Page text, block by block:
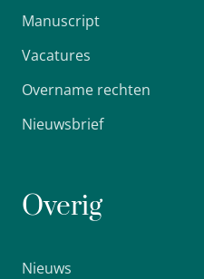
Manuscript
Vacatures
Overname rechten
Nieuwsbrief
Overig
Nieuws